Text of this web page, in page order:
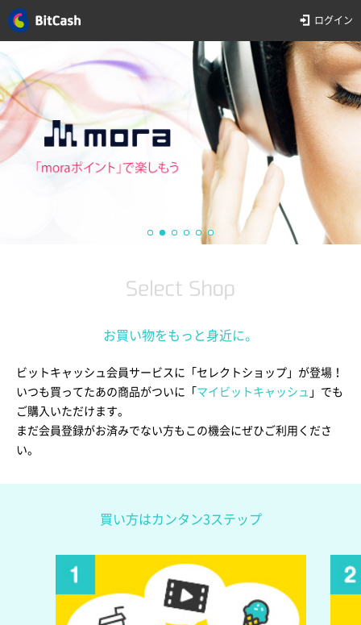
ログイン
お買い物をもっと身近に。
ビットキャッシュ会員サービスに「セレクトショップ」が登場！
いつも買ってたあの商品がついに「 マイビットキャッシュ 」でも
ご購入いただけます。
まだ会員登録がお済みでない方もこの機会にぜひご利用くださ
い。
買い方はカンタン3ステップ